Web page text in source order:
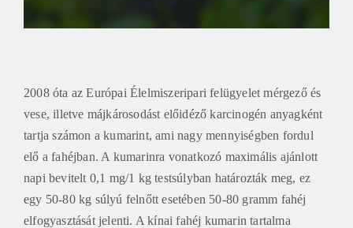
2008 óta az Európai Élelmiszeripari felügyelet mérgező és
vese, illetve májkárosodást előidéző karcinogén anyagként
tartja számon a kumarint, ami nagy mennyiségben fordul
elő a fahéjban. A kumarinra vonatkozó maximális ajánlott
napi bevitelt 0,1 mg/1 kg testsúlyban határozták meg, ez
egy 50-80 kg súlyú felnőtt esetében 50-80 gramm fahéj
elfogyasztását jelenti. A kínai fahéj kumarin tartalma